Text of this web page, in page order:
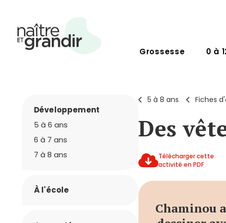
Grossesse 0 à
5 à 8 ans Fiches
Des
Télécharger cette
activité en PDF
Chaminou
Développement
5 à 6 ans
6 à 7 ans
7 à 8 ans
À l'école